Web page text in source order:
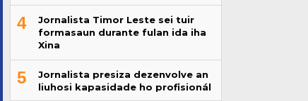
4
Jornalista Timor Leste sei tuir
formasaun durante fulan ida iha
Xina
5
Jornalista presiza dezenvolve an
liuhosi kapasidade ho profisionál